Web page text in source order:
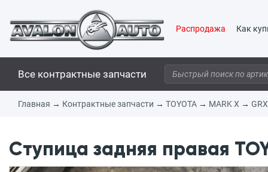
Распродажа Как
Все контрактные запчасти
Главная → Контрактные запчасти → TOYOTA → MARK X →
Ступица задняя правая